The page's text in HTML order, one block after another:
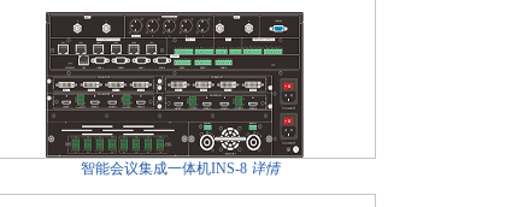
智能会议集成一体机INS-8 详情